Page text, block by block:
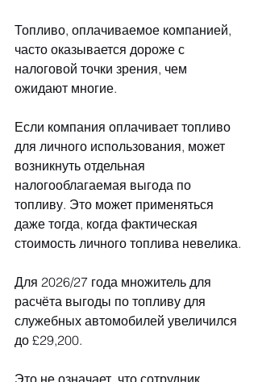
Топливо, оплачиваемое компанией,
часто оказывается дороже с
налоговой точки зрения, чем
ожидают многие.
Если компания оплачивает топливо
для личного использования, может
возникнуть отдельная
налогооблагаемая выгода по
топливу. Это может применяться
даже тогда, когда фактическая
стоимость личного топлива невелика.
Для 2026/27 года множитель для
расчёта выгоды по топливу для
служебных автомобилей увеличился
до £29,200.